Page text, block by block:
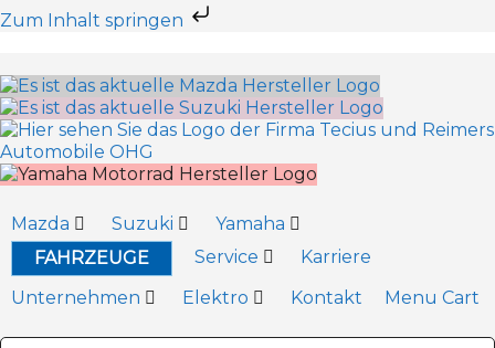
Zum Inhalt springen
Mazda Suzuki
Yamaha
FAHRZEUGE
Service
Karriere
Unternehmen
Elektro Kontakt Menu Cart